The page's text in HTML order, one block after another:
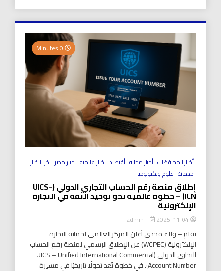
أخبار المحافظات أخبار محليه أقتصاد اخبار عالميه اخبار مصر اخر الاخبار
خدمات علوم وتكنولوجيا
إطلاق منصة رقم الحساب التجاري الدولي (UICS-
ICN) – خطوة عالمية نحو توحيد الثقة في التجارة
الإلكترونية
2025-11-04
بقلم – ولاء مجدي أعلن المركز العالمي لحماية التجارة
الإلكترونية (WCPEC) عن الإطلاق الرسمي لمنصة رقم الحساب
التجاري الدولي (UICS – Unified International Commercial
Account Number). في خطوة تُعد تحولًا تاريخيًا في مسيرة